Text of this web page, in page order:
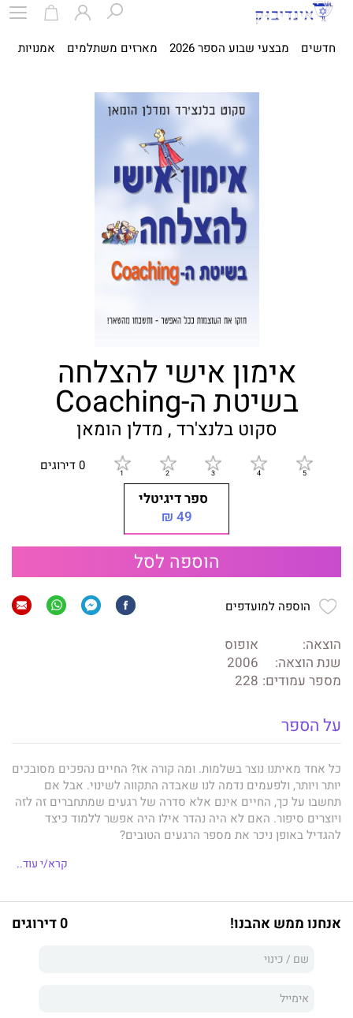
חדשים מבצעי שבוע הספר 2026 מארזים משתלמים אמנויות
אימון אישי להצלחה
בשיטת ה-Coaching
סקוט בלנצ'רד , מדלן הומאן
0 דירוגים
ספר דיגיטלי
49 ₪
הוספה לסל
הוספה למועדפים
הוצאה:
אופוס
שנת הוצאה:
2006
מספר עמודים: 228
על הספר
כל אחד מאיתנו נוצר בשלמות. ומה קורה אז? החיים נהפכים מסובכים
יותר ויותר, ולפעמים נדמה לנו שאבדה התקווה לשינוי. אבל אם
תחשבו על כך, החיים אינם אלא סדרה של רגעים שמתחברים זה לזה
ויוצרים סיפור. האם לא היה נהדר אילו היה אפשר ללמוד כיצד
להגדיל באופן ניכר את מספר הרגעים הטובים?
לשם כך נולד מקצוע האימון. ובינינו, מי לא היה רוצה מאמן? כשאדם
ובכן, לא בדיוק. מערכת היחסים המשמעותית ביותר שהאימון מכַוון
כדי לאפשר לכם לשפר אותה, ואת חייכם, בצורה ניכרת - בלי
להשתעבד למהפכות, בלי להיות תלויים באיש ובלי להוציא על כך
קרא/י עוד..
אנחנו ממש אהבנו! 0 דירוגים